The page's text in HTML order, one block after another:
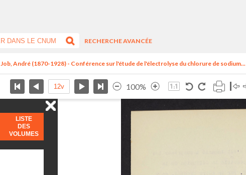
RECHERCHE AVANCÉE
Job, André (1870-1928) - Conférence sur l'étude de l'électrolyse du chlorure de sodium...
100%
LISTE
DES
VOLUMES